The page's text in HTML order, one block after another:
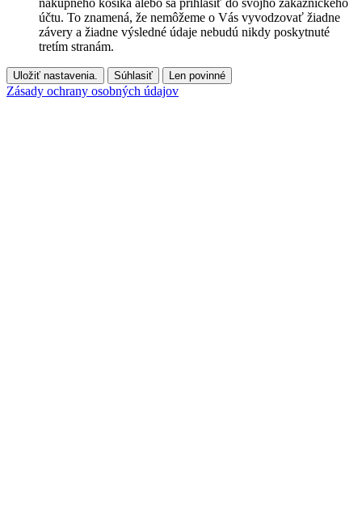
nákupného košíka alebo sa prihlásiť do svojho zákazníckeho
účtu. To znamená, že nemôžeme o Vás vyvodzovať žiadne
závery a žiadne výsledné údaje nebudú nikdy poskytnuté
tretím stranám.
Uložiť nastavenia. Súhlasiť Len povinné
Zásady ochrany osobných údajov